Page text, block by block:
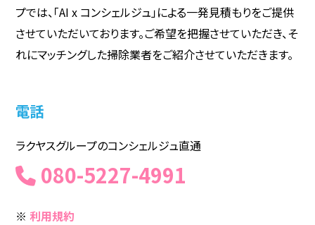
プでは、「AI x コンシェルジュ」による一発見積もりをご提供
させていただいております。ご希望を把握させていただき、そ
れにマッチングした掃除業者をご紹介させていただきます。
電話
ラクヤスグループのコンシェルジュ直通
080-5227-4991
※利用規約